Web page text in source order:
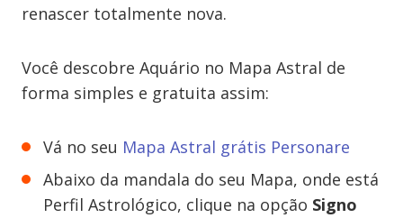
renascer totalmente nova.
Você descobre Aquário no Mapa Astral de
forma simples e gratuita assim:
Vá no seu Mapa Astral grátis Personare
Abaixo da mandala do seu Mapa, onde está
Perfil Astrológico, clique na opção Signo